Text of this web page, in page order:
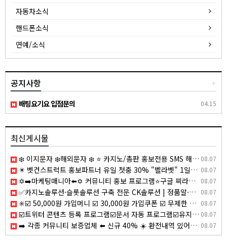
자동차소식
핸드폰소식
연예/소식
+
공지사항
04.15
배팅요기요 입점문의
최신게시물
08.07
❄️ 이지문자 ❄️해외문자 ❄️ ⭐ 카지노/총판 홍보전용 SMS 해외문자 발송 ⭐
08.07
✴️ 벳컨스트럭트 홍보파트너 유일 첫충 30% "벨라벳" 1일환전 무제한 "알파벳" 코인입금가능 "10x10" "텐텐벳" ✴️
08.07
✡️➡️마케팅매니아⬅️✡️ 커뮤니티 홍보 프로그램⭐️구글 찌라시 프로그램⭐️카톡 텔레 미니게임 오토픽⭐️마케팅프로그램✡️ jgk2
08.07
✅카지노솔루션·슬롯솔루션 구축 전문 CK솔루션 | 정품알·파싱알 연동 및 솔루션 분양의 모든정보✅
08.07
✳️☑️ 50,000원 가입머니 ☑️ 30,000원 가입쿠폰 ☑️ 무제한 입금플러스 ☑️ 첫충50% ☑️ 요율 4.0% 지급 ☑️ 무사고 메이저 ☑️✳️
08.07
☑️트위터 콘텐츠 등록 프로그램☑️문서 자동 프로그램☑️유지보수 걱정 NO
08.07
➡️ 각종 커뮤니티 보증업체 ⬅️ 신규 40% ☀️ 환전내역 있어도 무한매충 5% ☀️ 페이백 7% ☀️ 1+0.5 ~ ☀️ 매일 홀덤 무료토너먼트 ☀